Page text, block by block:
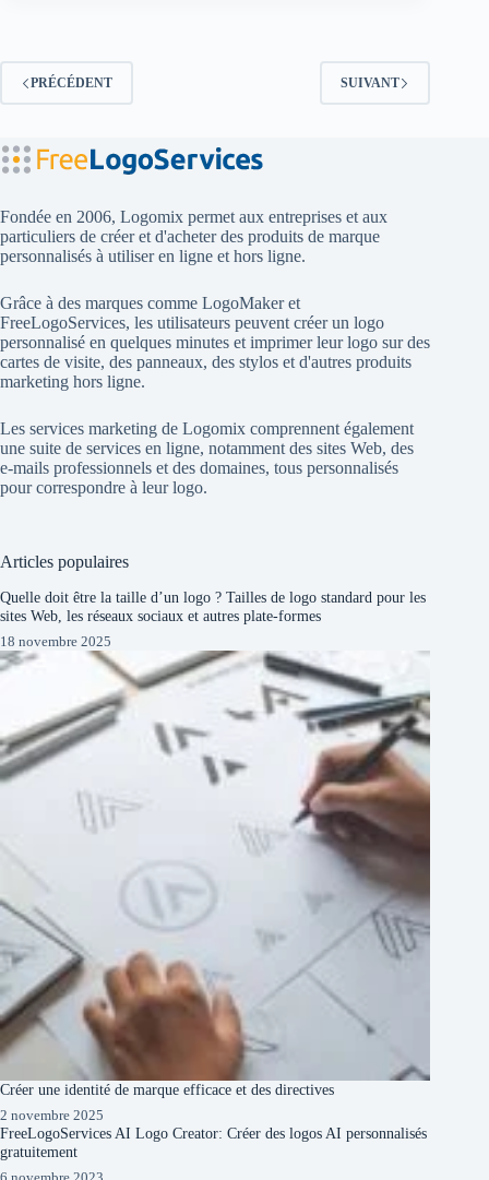
PRÉCÉDENT SUIVANT
Fondée en 2006, Logomix permet aux entreprises et aux
particuliers de créer et d'acheter des produits de marque
personnalisés à utiliser en ligne et hors ligne.
Grâce à des marques comme LogoMakeret
FreeLogoServices, les utilisateurs peuvent créer un logo
personnalisé en quelques minutes et imprimer leur logo sur des
cartes de visite, des panneaux, des stylos et d'autres produits
marketing hors ligne.
Les services marketing de Logomix comprennent également
une suite de services en ligne, notamment des sites Web, des
e-mails professionnels et des domaines, tous personnalisés
pour correspondre à leur logo.
Articles populaires
Quelle doit être la taille d’un logo ? Tailles de logo standard pour les
sites Web, les réseaux sociaux et autres plate-formes
18 novembre 2025
Créer une identité de marque efficace et des directives
2 novembre 2025
FreeLogoServices AI Logo Creator: Créer des logos AI personnalisés
gratuitement